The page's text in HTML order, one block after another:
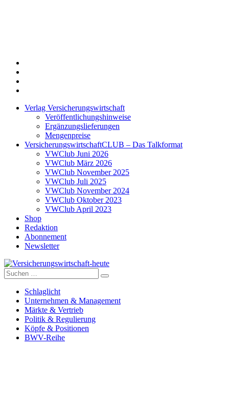
Verlag Versicherungswirtschaft
Veröffentlichungshinweise
Ergänzungslieferungen
Mengenpreise
VersicherungswirtschaftCLUB – Das Talkformat
VWClub Juni 2026
VWClub März 2026
VWClub November 2025
VWClub Juli 2025
VWClub November 2024
VWClub Oktober 2023
VWClub April 2023
Shop
Redaktion
Abonnement
Newsletter
Versicherungswirtschaft-heute
Suche
nach:
Schlaglicht
Unternehmen & Management
Märkte & Vertrieb
Politik & Regulierung
Köpfe & Positionen
BWV-Reihe